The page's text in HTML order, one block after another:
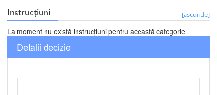
Instrucțiuni [ascunde]
La moment nu există instrucțiuni pentru această categorie.
Detalii decizie